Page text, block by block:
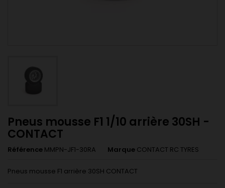
Pneus mousse F1 1/10 arrière 30SH -
CONTACT
Référence MMPN-JF1-30RA Marque CONTACT RC TYRES
Pneus mousse F1 arrière 30SH CONTACT